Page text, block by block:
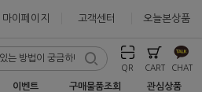
마이페이지 고객센터 오늘본상품
QR CART CHAT
이벤트 구매물품조회 관심상품